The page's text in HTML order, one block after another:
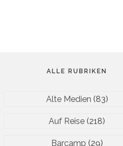
ALLE RUBRIKEN
Alte Medien (83)
Auf Reise (218)
Barcamp (29)